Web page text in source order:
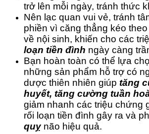
trở lên mỗi ngày, tránh thức
Nên lạc quan vui vẻ, tránh
phiền vì căng thẳng kéo
về nội sinh, khiến cho các
loạn tiền đình ngày càng
Bạn hoàn toàn có thể lựa
những sản phẩm hỗ trợ có
dược thiên nhiên giúp tăng
huyết, tăng cường tuần
giảm nhanh các triệu chứng
rối loạn tiền đình gây ra và
quỵnão hiệu quả.